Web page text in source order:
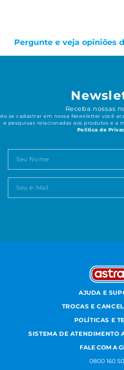
Pergunte e veja opiniões
Receba nossas
Ao se cadastrar em nossa Newsletter você
e pesquisas relacionadas aos produtos e a
Política de
AJUDA E
TROCAS E
POLÍTICAS E
SISTEMA DE ATENDIMENTO
FALE COM A
0800 160